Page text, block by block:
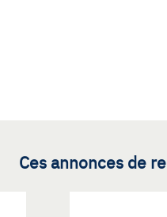
Ces annonces de